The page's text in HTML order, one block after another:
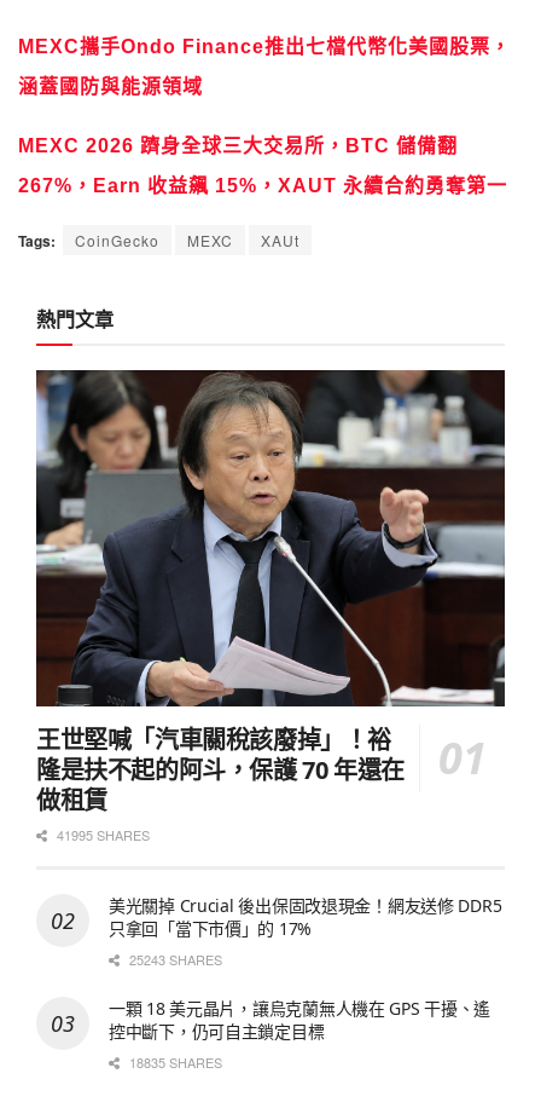
MEXC攜手Ondo Finance推出七檔代幣化美國股票，
涵蓋國防與能源領域
MEXC 2026 躋身全球三大交易所，BTC 儲備翻
267%，Earn 收益飆 15%，XAUT 永續合約勇奪第一
Tags: CoinGecko MEXC XAUt
熱門文章
王世堅喊「汽車關稅該廢掉」！裕
隆是扶不起的阿斗，保護 70 年還在
做租賃
41995 SHARES
美光關掉 Crucial 後出保固改退現金！網友送修 DDR5
只拿回「當下市價」的 17%
25243 SHARES
一顆 18 美元晶片，讓烏克蘭無人機在 GPS 干擾、遙
控中斷下，仍可自主鎖定目標
18835 SHARES